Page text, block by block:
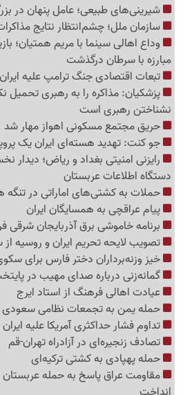
شیرینی‌های طبیعی؛ عامل پنهان در
سازمان ملل؛ چشم‌انتظار نتایج
مبارزه با سرطان درگذشت
تبعات اقتصادی جنگ ترامپ علیه
پزشکیان: مذاکره را به رهبری تحمیل
نشناختن رهبری است
حریق مجتمع مسکونی اهواز مهار شد
جو کنت: تهدید هسته‌ای ایران یک
رایزنی امنیتی بغداد و ریاض؛ دیدار
دستگاه اطلاعات عربستان
حملات به کشتی‌های اماراتی در تنگه
پیام عراقچی به همسایگان ایران
برنامه خاموشی برق آذربایجان شرقی فردا
تصویب لایحه تحریم ایران و روسیه
خیز وزنه‌برداران دختر فارس برای
گمانه‌زنی درباره صدای مهیب در
عیادت اهالی فرهنگ از استاد ایرج
حمله یمن به تجمعات نظامی سعودی
تداوم فشار حداکثری آمریکا علیه ایران
تصادف زنجیره‌ای در آزادراه تهران-قم
حمله پهپادی به کشتی ترکیه‌ای
مقاومت عراق پاسخ به حمله عربستان